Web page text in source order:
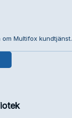
Multifox kundtjänst.